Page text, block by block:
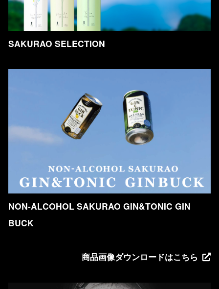
SAKURAO SELECTION
NON-ALCOHOL SAKURAO GIN&TONIC GIN
BUCK
商品画像ダウンロードはこちら